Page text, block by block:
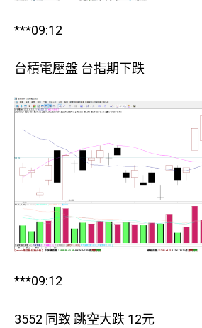
***09:12
台積電壓盤 台指期下跌
***09:12
3552 同致 跳空大跌 12元